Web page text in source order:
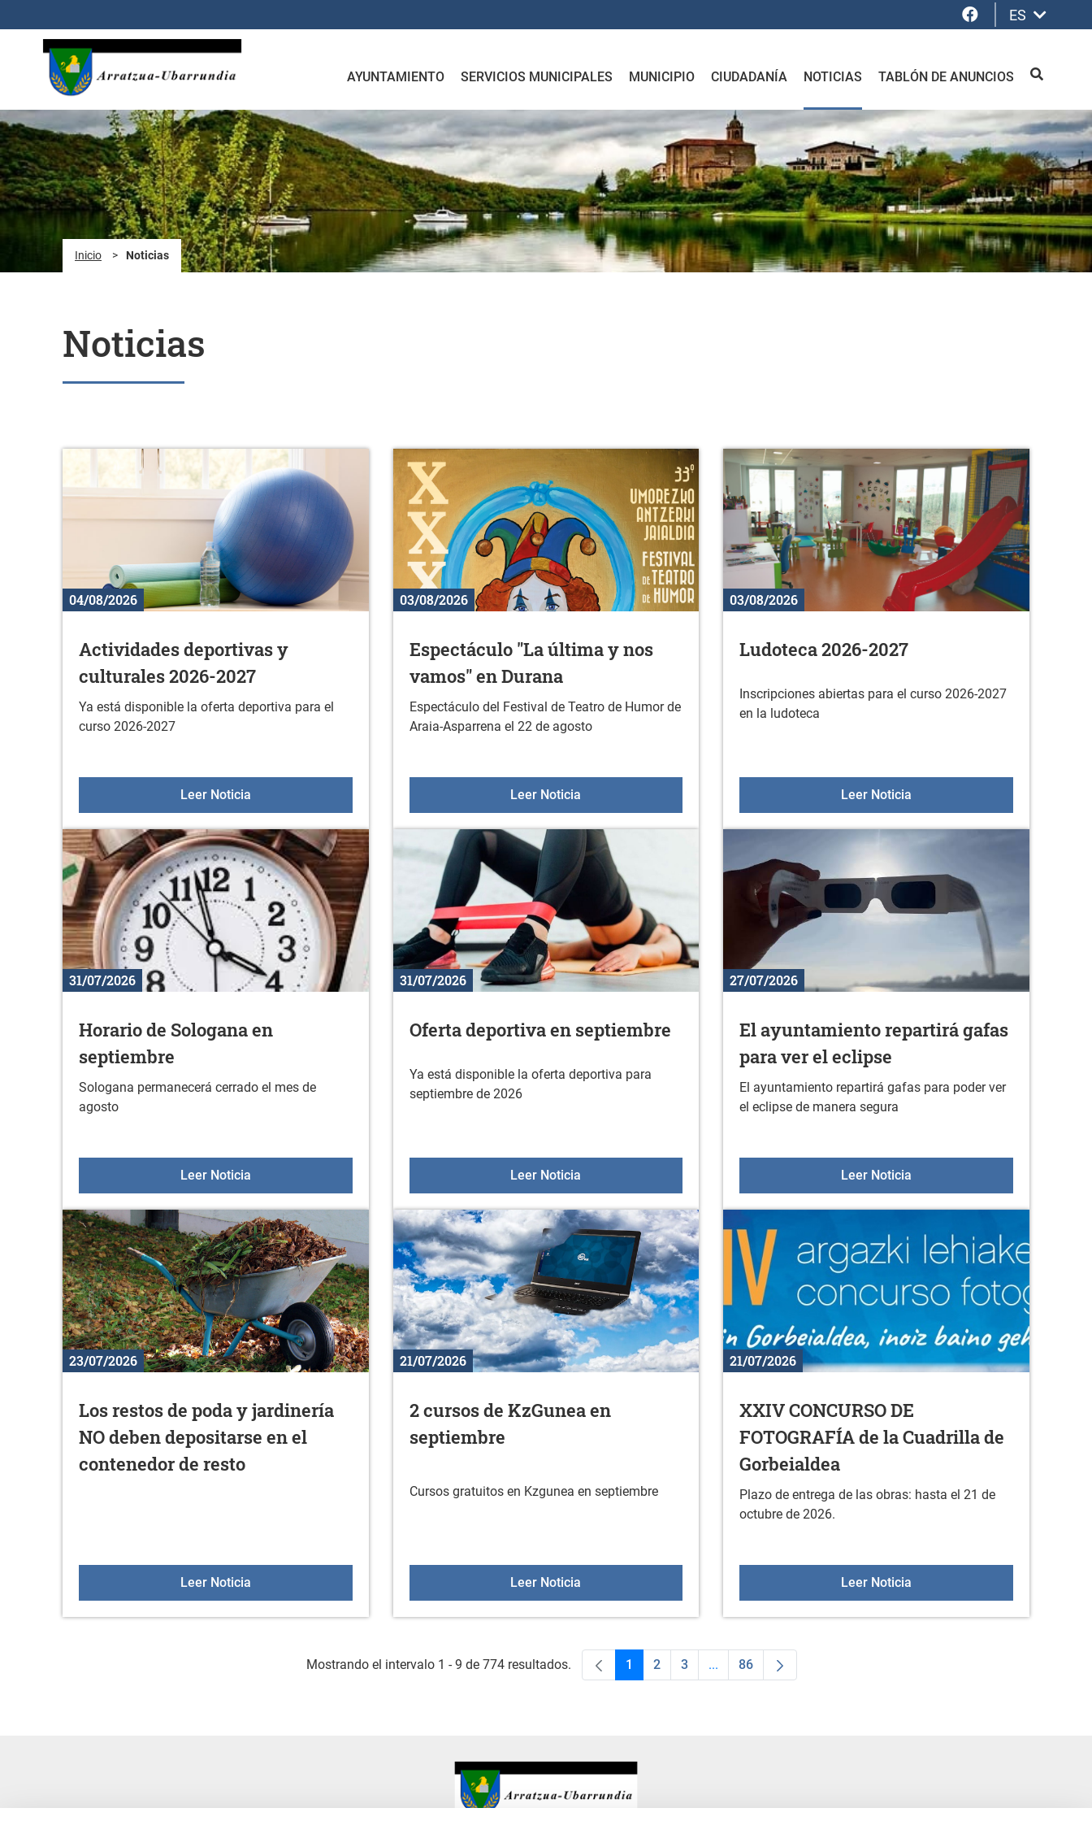
Facebook
ES
AYUNTAMIENTO SERVICIOS MUNICIPALES MUNICIPIO CIUDADANÍA NOTICIAS TABLÓN DE ANUNCIOS BUSCAR
Inicio > Noticias
Noticias
04/08/2026
Actividades deportivas y
culturales 2026-2027
Ya está disponible la oferta deportiva para el
curso 2026-2027
Leer NoticiaActividades deportivas y culturales 2026-2027
03/08/2026
Espectáculo "La última y nos
vamos" en Durana
Espectáculo del Festival de Teatro de Humor de
Araia-Asparrena el 22 de agosto
Leer Noticia Espectáculo "La última y nos vamos" en Durana
03/08/2026
Ludoteca 2026-2027
Inscripciones abiertas para el curso 2026-2027
en la ludoteca
Leer Noticia
31/07/2026
Horario de Sologana en
septiembre
Sologana permanecerá cerrado el mes de
agosto
Leer NoticiaHorario de Sologana en septiembre
31/07/2026
Oferta deportiva en septiembre
Ya está disponible la oferta deportiva para
septiembre de 2026
Leer Noticia
27/07/2026
El ayuntamiento repartirá gafas
para ver el eclipse
El ayuntamiento repartirá gafas para poder ver
el eclipse de manera segura
Leer Noticia
23/07/2026
Los restos de poda y jardinería
NO deben depositarse en el
contenedor de resto
Leer NoticiaLos restos de poda y jardinería NO deben depositarse en el contenedor de resto
21/07/2026
2 cursos de KzGunea en
septiembre
Cursos gratuitos en Kzgunea en septiembre
Leer Noticia
21/07/2026
XXIV CONCURSO DE
FOTOGRAFÍA de la Cuadrilla de
Gorbeialdea
Plazo de entrega de las obras: hasta el 21 de
octubre de 2026.
Leer Noticia
Mostrando el intervalo 1 - 9 de 774 resultados. Página
1 Página
2 Página
3 ...Páginas intermedias Use TAB para desplazarse.
Página
86